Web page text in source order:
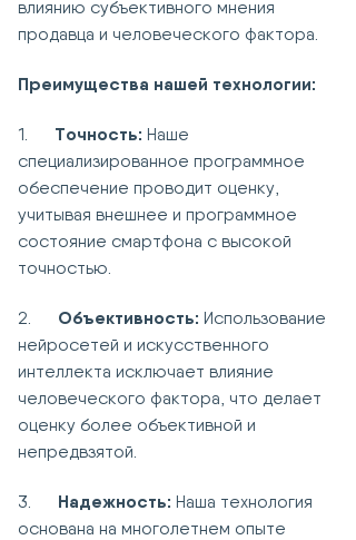
влиянию субъективного мнения
продавца и человеческого фактора.
Преимущества нашей технологии:
1. Точность: Наше
специализированное программное
обеспечение проводит оценку,
учитывая внешнее и программное
состояние смартфона с высокой
точностью.
2. Объективность: Использование
нейросетей и искусственного
интеллекта исключает влияние
человеческого фактора, что делает
оценку более объективной и
непредвзятой.
3. Надежность: Наша технология
основана на многолетнем опыте